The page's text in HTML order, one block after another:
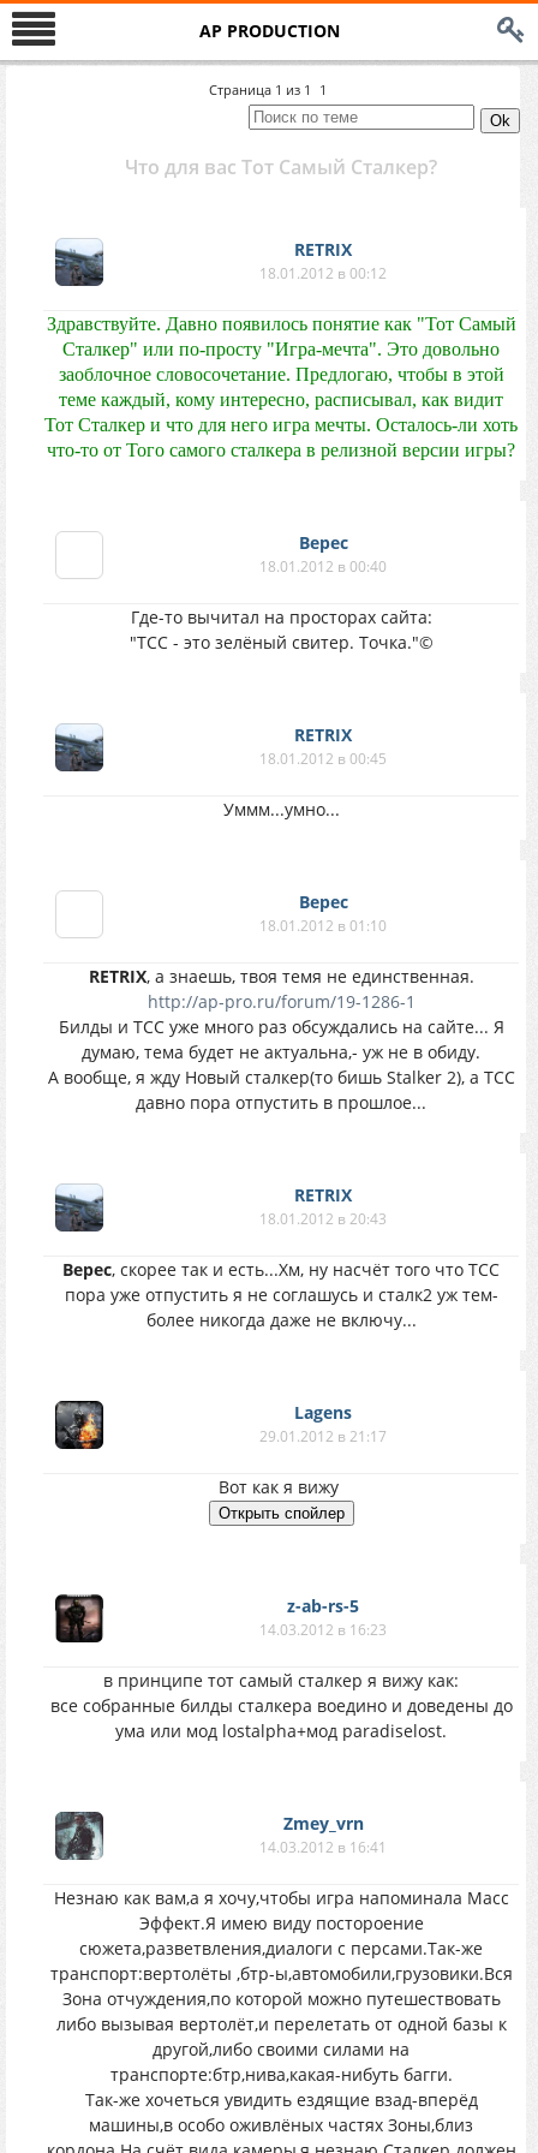
AP PRODUCTION
Страница 1 из 1 1
Что для вас Тот Самый Сталкер?
RETRIX
18.01.2012 в 00:12
Здравствуйте. Давно появилось понятие как "Тот Самый
Сталкер" или по-просту "Игра-мечта". Это довольно
заоблочное словосочетание. Предлогаю, чтобы в этой
теме каждый, кому интересно, расписывал, как видит
Тот Сталкер и что для него игра мечты. Осталось-ли хоть
что-то от Того самого сталкера в релизной версии игры?
Верес
18.01.2012 в 00:40
Где-то вычитал на просторах сайта:
"ТСС - это зелёный свитер. Точка."©
RETRIX
18.01.2012 в 00:45
Уммм...умно...
Верес
18.01.2012 в 01:10
RETRIX, а знаешь, твоя темя не единственная.
http://ap-pro.ru/forum/19-1286-1
Билды и ТСС уже много раз обсуждались на сайте... Я
думаю, тема будет не актуальна,- уж не в обиду.
А вообще, я жду Новый сталкер(то бишь Stalker 2), а ТСС
давно пора отпустить в прошлое...
RETRIX
18.01.2012 в 20:43
Верес, скорее так и есть...Хм, ну насчёт того что ТСС
пора уже отпустить я не соглашусь и сталк2 уж тем-
более никогда даже не включу...
Lagens
29.01.2012 в 21:17
Вот как я вижу
z-ab-rs-5
14.03.2012 в 16:23
в принципе тот самый сталкер я вижу как:
все собранные билды сталкера воедино и доведены до
ума или мод lostalpha+мод paradiselost.
Zmey_vrn
14.03.2012 в 16:41
Незнаю как вам,а я хочу,чтобы игра напоминала Масс
Эффект.Я имею виду постороение
сюжета,разветвления,диалоги с персами.Так-же
транспорт:вертолёты ,бтр-ы,автомобили,грузовики.Вся
Зона отчуждения,по которой можно путешествовать
либо вызывая вертолёт,и перелетать от одной базы к
другой,либо своими силами на
транспорте:бтр,нива,какая-нибуть багги.
Так-же хочеться увидить ездящие взад-вперёд
машины,в особо оживлёных частях Зоны,близ